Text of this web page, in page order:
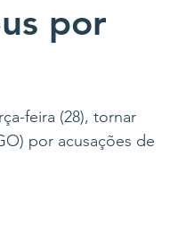
por
feira (28), tornar
por acusações de